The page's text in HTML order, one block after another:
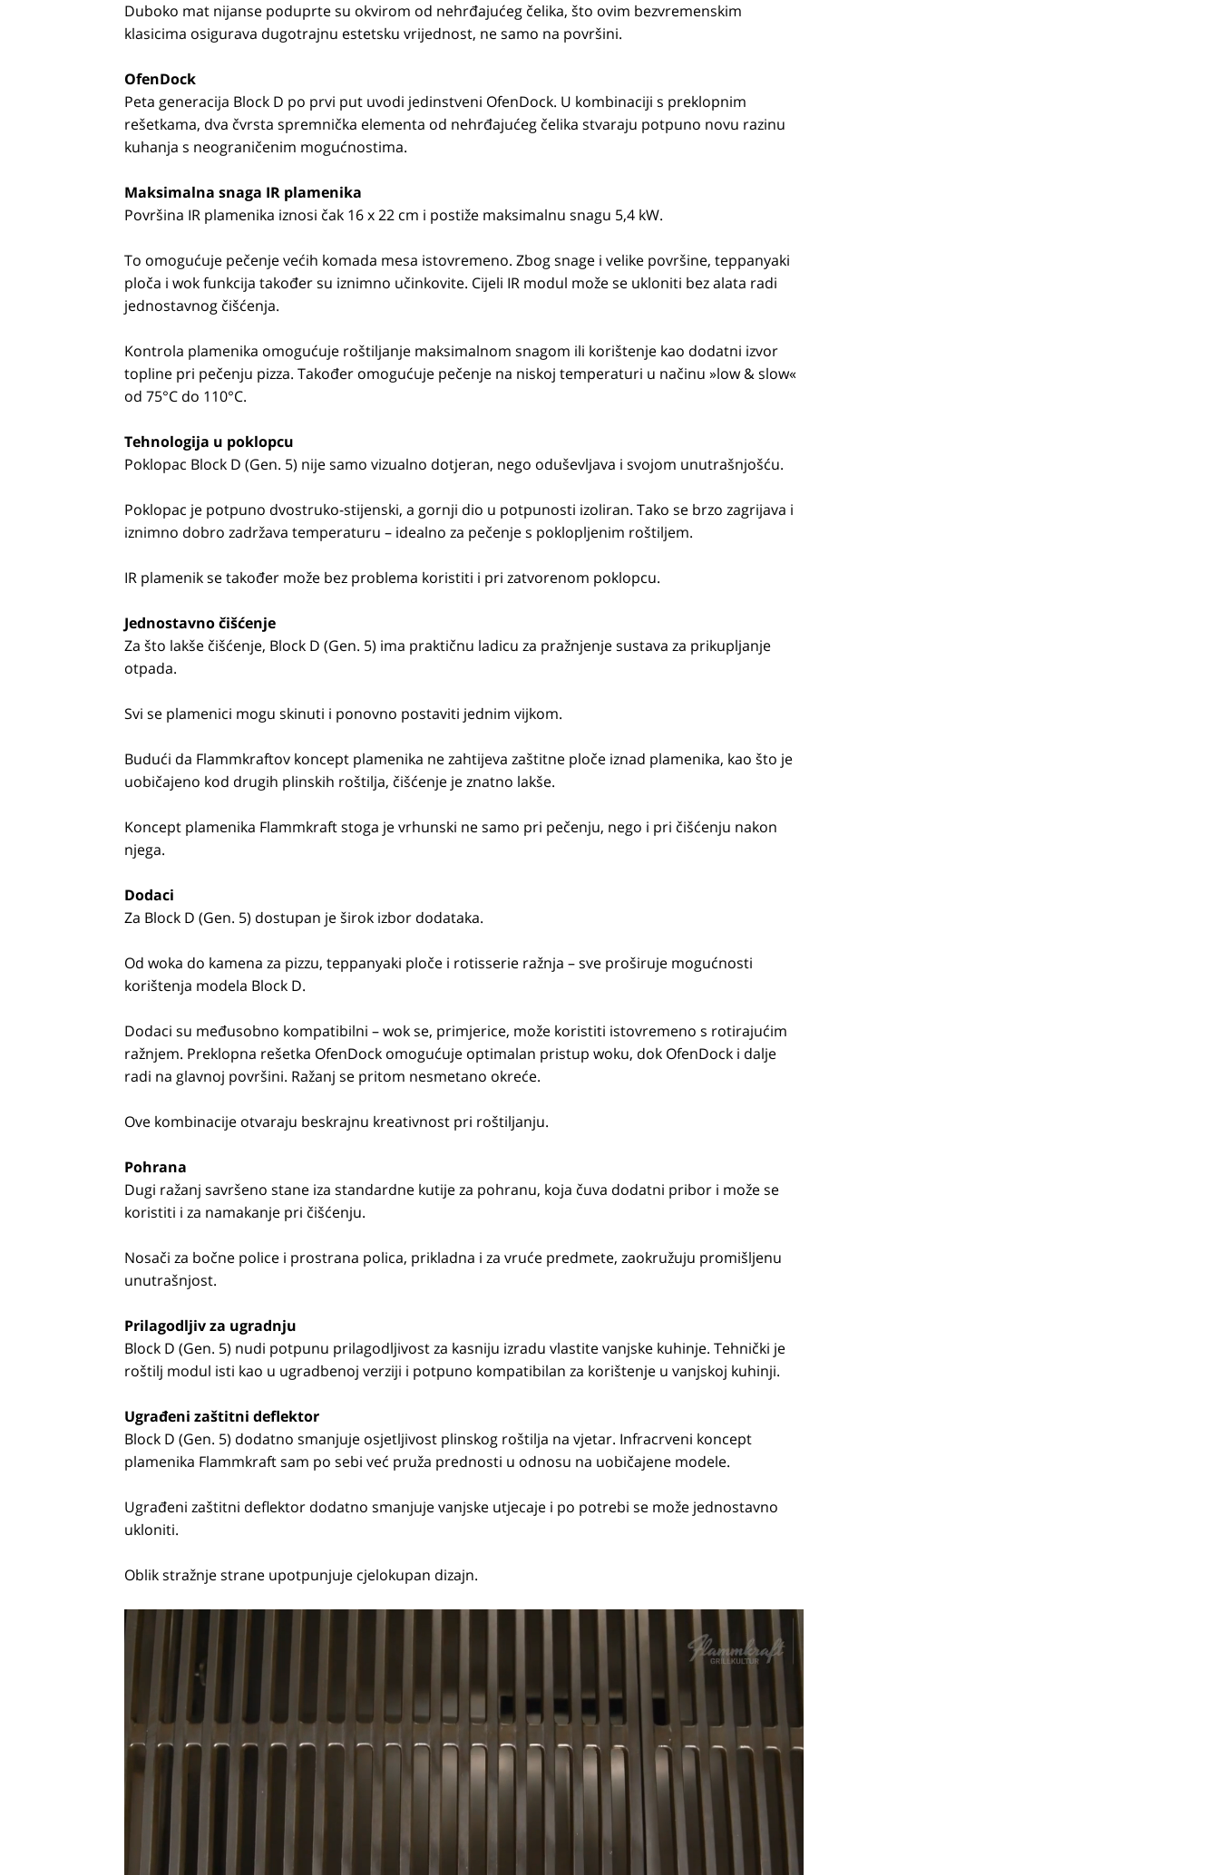
Duboko mat nijanse poduprte su okvirom od nehrđajućeg čelika, što ovim bezvremenskim
klasicima osigurava dugotrajnu estetsku vrijednost, ne samo na površini.
OfenDock
Peta generacija Block D po prvi put uvodi jedinstveni OfenDock. U kombinaciji s preklopnim
rešetkama, dva čvrsta spremnička elementa od nehrđajućeg čelika stvaraju potpuno novu razinu
kuhanja s neograničenim mogućnostima.
Maksimalna snaga IR plamenika
Površina IR plamenika iznosi čak 16 x 22 cm i postiže maksimalnu snagu 5,4 kW.
To omogućuje pečenje većih komada mesa istovremeno. Zbog snage i velike površine, teppanyaki
ploča i wok funkcija također su iznimno učinkovite. Cijeli IR modul može se ukloniti bez alata radi
jednostavnog čišćenja.
Kontrola plamenika omogućuje roštiljanje maksimalnom snagom ili korištenje kao dodatni izvor
topline pri pečenju pizza. Također omogućuje pečenje na niskoj temperaturi u načinu »low & slow«
od 75°C do 110°C.
Tehnologija u poklopcu
Poklopac Block D (Gen. 5) nije samo vizualno dotjeran, nego oduševljava i svojom unutrašnjošću.
Poklopac je potpuno dvostruko-stijenski, a gornji dio u potpunosti izoliran. Tako se brzo zagrijava i
iznimno dobro zadržava temperaturu – idealno za pečenje s poklopljenim roštiljem.
IR plamenik se također može bez problema koristiti i pri zatvorenom poklopcu.
Jednostavno čišćenje
Za što lakše čišćenje, Block D (Gen. 5) ima praktičnu ladicu za pražnjenje sustava za prikupljanje
otpada.
Svi se plamenici mogu skinuti i ponovno postaviti jednim vijkom.
Budući da Flammkraftov koncept plamenika ne zahtijeva zaštitne ploče iznad plamenika, kao što je
uobičajeno kod drugih plinskih roštilja, čišćenje je znatno lakše.
Koncept plamenika Flammkraft stoga je vrhunski ne samo pri pečenju, nego i pri čišćenju nakon
njega.
Dodaci
Za Block D (Gen. 5) dostupan je širok izbor dodataka.
Od woka do kamena za pizzu, teppanyaki ploče i rotisserie ražnja – sve proširuje mogućnosti
korištenja modela Block D.
Dodaci su međusobno kompatibilni – wok se, primjerice, može koristiti istovremeno s rotirajućim
ražnjem. Preklopna rešetka OfenDock omogućuje optimalan pristup woku, dok OfenDock i dalje
radi na glavnoj površini. Ražanj se pritom nesmetano okreće.
Ove kombinacije otvaraju beskrajnu kreativnost pri roštiljanju.
Pohrana
Dugi ražanj savršeno stane iza standardne kutije za pohranu, koja čuva dodatni pribor i može se
koristiti i za namakanje pri čišćenju.
Nosači za bočne police i prostrana polica, prikladna i za vruće predmete, zaokružuju promišljenu
unutrašnjost.
Prilagodljiv za ugradnju
Block D (Gen. 5) nudi potpunu prilagodljivost za kasniju izradu vlastite vanjske kuhinje. Tehnički je
roštilj modul isti kao u ugradbenoj verziji i potpuno kompatibilan za korištenje u vanjskoj kuhinji.
Ugrađeni zaštitni deflektor
Block D (Gen. 5) dodatno smanjuje osjetljivost plinskog roštilja na vjetar. Infracrveni koncept
plamenika Flammkraft sam po sebi već pruža prednosti u odnosu na uobičajene modele.
Ugrađeni zaštitni deflektor dodatno smanjuje vanjske utjecaje i po potrebi se može jednostavno
ukloniti.
Oblik stražnje strane upotpunjuje cjelokupan dizajn.